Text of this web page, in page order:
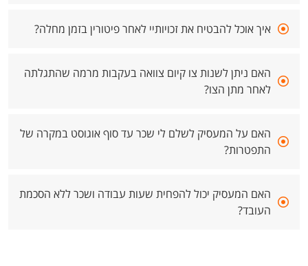
איך אוכל להבטיח את זכויותיי לאחר פיטורין בזמן מחלה?
האם ניתן לשנות צו קיום צוואה בעקבות מרמה שהתגלתה
לאחר מתן הצו?
האם על המעסיק לשלם לי שכר עד סוף אוגוסט במקרה של
התפטרות?
האם המעסיק יכול להפחית שעות עבודה ושכר ללא הסכמת
העובד?